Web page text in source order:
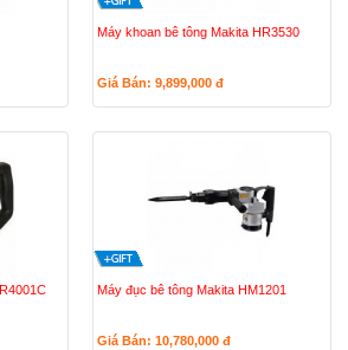
Máy khoan bê tông Makita HR3530
Giá Bán: 9,899,000 đ
Máy đục bê tông Makita HM1201
Giá Bán: 10,780,000 đ